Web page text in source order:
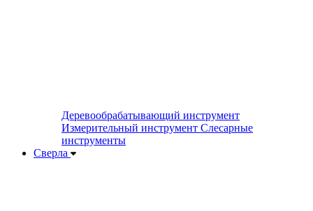
Деревообрабатывающий инструмент
Измерительный инструмент Слесарные
инструменты
Сверла